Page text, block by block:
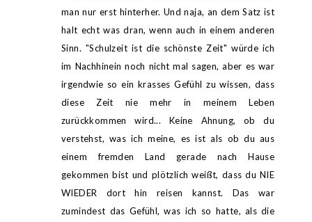
man nur erst hinterher. Und naja, an dem Satz ist
halt echt was dran, wenn auch in einem anderen
Sinn. "Schulzeit ist die schönste Zeit" würde ich
im Nachhinein noch nicht mal sagen, aber es war
irgendwie so ein krasses Gefühl zu wissen, dass
diese Zeit nie mehr in meinem Leben
zurückkommen wird... Keine Ahnung, ob du
verstehst, was ich meine, es ist als ob du aus
einem fremden Land gerade nach Hause
gekommen bist und plötzlich weißt, dass du NIE
WIEDER dort hin reisen kannst. Das war
zumindest das Gefühl, was ich so hatte, als die